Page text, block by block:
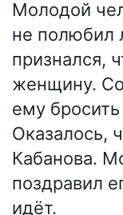
Молодой
не полюбил
признался,
женщину.
ему
Оказалось,
Кабанова.
поздравил
идёт.